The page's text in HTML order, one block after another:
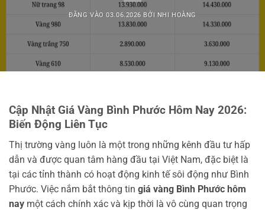
ĐĂNG VÀO03.06.2026 BỞI NHI HOÀNG
Cập Nhật Giá Vàng Bình Phước Hôm Nay 2026:
Biến Động Liên Tục
Thị trường vàng luôn là một trong những kênh đầu tư hấp
dẫn và được quan tâm hàng đầu tại Việt Nam, đặc biệt là
tại các tỉnh thành có hoạt động kinh tế sôi động như Bình
Phước. Việc nắm bắt thông tin giá vàng Bình Phước hôm
nay một cách chính xác và kịp thời là vô cùng quan trọng